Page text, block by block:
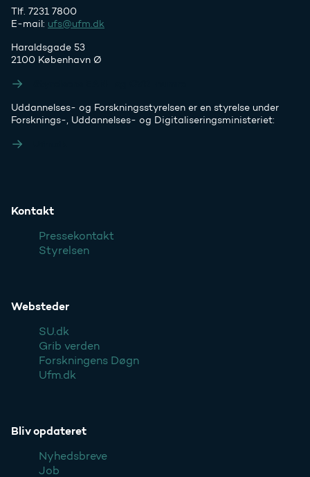
Tlf. 7231 7800
E-mail: ufs@ufm.dk
Haraldsgade 53
2100 København Ø
Uddannelses- og Forskningsstyrelsen er en styrelse under
Forsknings-, Uddannelses- og Digitaliseringsministeriet:
Kontakt
Pressekontakt
Styrelsen
Websteder
SU.dk
Grib verden
Forskningens Døgn
Ufm.dk
Bliv opdateret
Nyhedsbreve
Job